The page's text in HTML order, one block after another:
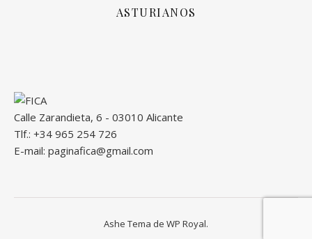
ASTURIANOS
Calle Zarandieta, 6 - 03010 Alicante
Tlf.: +34 965 254 726
E-mail: paginafica@gmail.com
Ashe Tema de WP Royal.